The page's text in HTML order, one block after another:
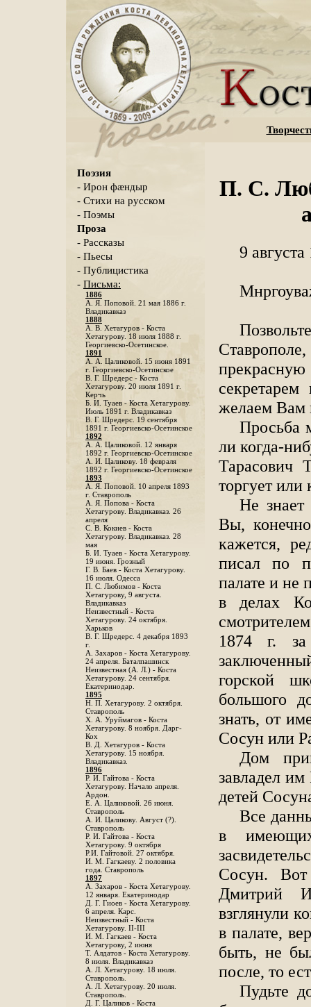
Поэзия
- Ирон фæндыр
- Стихи на русском
- Поэмы
Проза
- Рассказы
- Пьесы
- Публицистика
- Письма:
1886
А. Я. Поповой. 21 мая 1886 г.
Владикавказ
1888
A. В. Хетагуров - Коста
Хетагурову. 18 июля 1888 г.
Георгиевско-Осетинское.
1891
А. А. Цаликовой. 15 июня 1891
г. Георгиевско-Осетинское
B. Г. Шредерс - Коста
Хетагурову. 20 июля 1891 г.
Керчь
Б. И. Туаев - Коста Хетагурову.
Июль 1891 г. Владикавказ
В. Г. Шредерс. 19 сентября
1891 г. Георгиевско-Осетинское
1892
А. А. Цаликовой. 12 января
1892 г. Георгиевско-Осетинское
А. И. Цаликову. 18 февраля
1892 г. Георгиевско-Осетинское
1893
А. Я. Поповой. 10 апреля 1893
г. Ставрополь
A. Я. Попова - Коста
Хетагурову. Владикавказ. 26
апреля
С. В. Кокиев - Коста
Хетагурову. Владикавказ. 28
мая
Б. И. Туаев - Коста Хетагурову.
19 июня. Грозный
Г. В. Баев - Коста Хетагурову.
16 июля. Одесса
П. С. Любимов - Коста
Хетагурову, 9 августа.
Владикавказ
Неизвестный - Коста
Хетагурову. 24 октября.
Харьков
B. Г. Шредерс. 4 декабря 1893
г.
А. Захаров - Коста Хетагурову.
24 апреля. Баталпашинск
Неизвестная (А. Л.) - Коста
Хетагурову. 24 сентября.
Екатеринодар.
1895
Н. П. Хетагурову. 2 октября.
Ставрополь
X. А. Уруймагов - Коста
Хетагурову. 8 ноября. Дарг-
Кох
В. Д. Хетагуров - Коста
Хетагурову. 15 ноября.
Владикавказ.
1896
Р. И. Гайтова - Коста
Хетагурову. Начало апреля.
Ардон.
Е. А. Цаликовой. 26 июня.
Ставрополь
А. И. Цаликову. Август (?).
Ставрополь
Р. И. Гайтова - Коста
Хетагурову. 9 октября
Р.И. Гайтовой. 27 октября.
И. М. Гагкаеву. 2 половика
года. Ставрополь
1897
А. Захаров - Коста Хетагурову.
12 января. Екатеринодар
Д. Г. Гиоев - Коста Хетагурову.
6 апреля. Карс.
Неизвестный - Коста
Хетагурову. II-III
И. М. Гагкаев - Коста
Хетагурову, 2 июня
Т. Алдатов - Коста Хетагурову.
8 июля. Владикавказ
А. Л. Хетагурову. 18 июля.
Ставрополь.
А. Л. Хетагурову. 20 июля.
Ставрополь.
Д. Г. Цаликов - Коста
П. С.
9
желаем Вам
Просьба
ли когда-
Тарасович
торгует
Не
Вы,
кажется,
писал по
палате и не
в делах
1874 г.
горской
большого
знать, от
Сосун или
Дом
завладел
детей
Все
в
Сосун.
Дмитрий
взглянули
в палате,
быть, не
после, то
Пудьте